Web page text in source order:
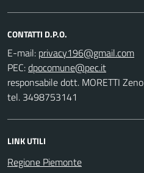
CONTATTI D.P.O.
E-mail:
PEC:
responsabile dott. MORETTI Zeno
tel. 3498753141
LINK UTILI
Regione Piemonte